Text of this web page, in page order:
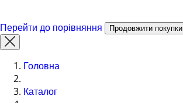
Перейти до порівняння Продовжити покупки
Головна
Каталог